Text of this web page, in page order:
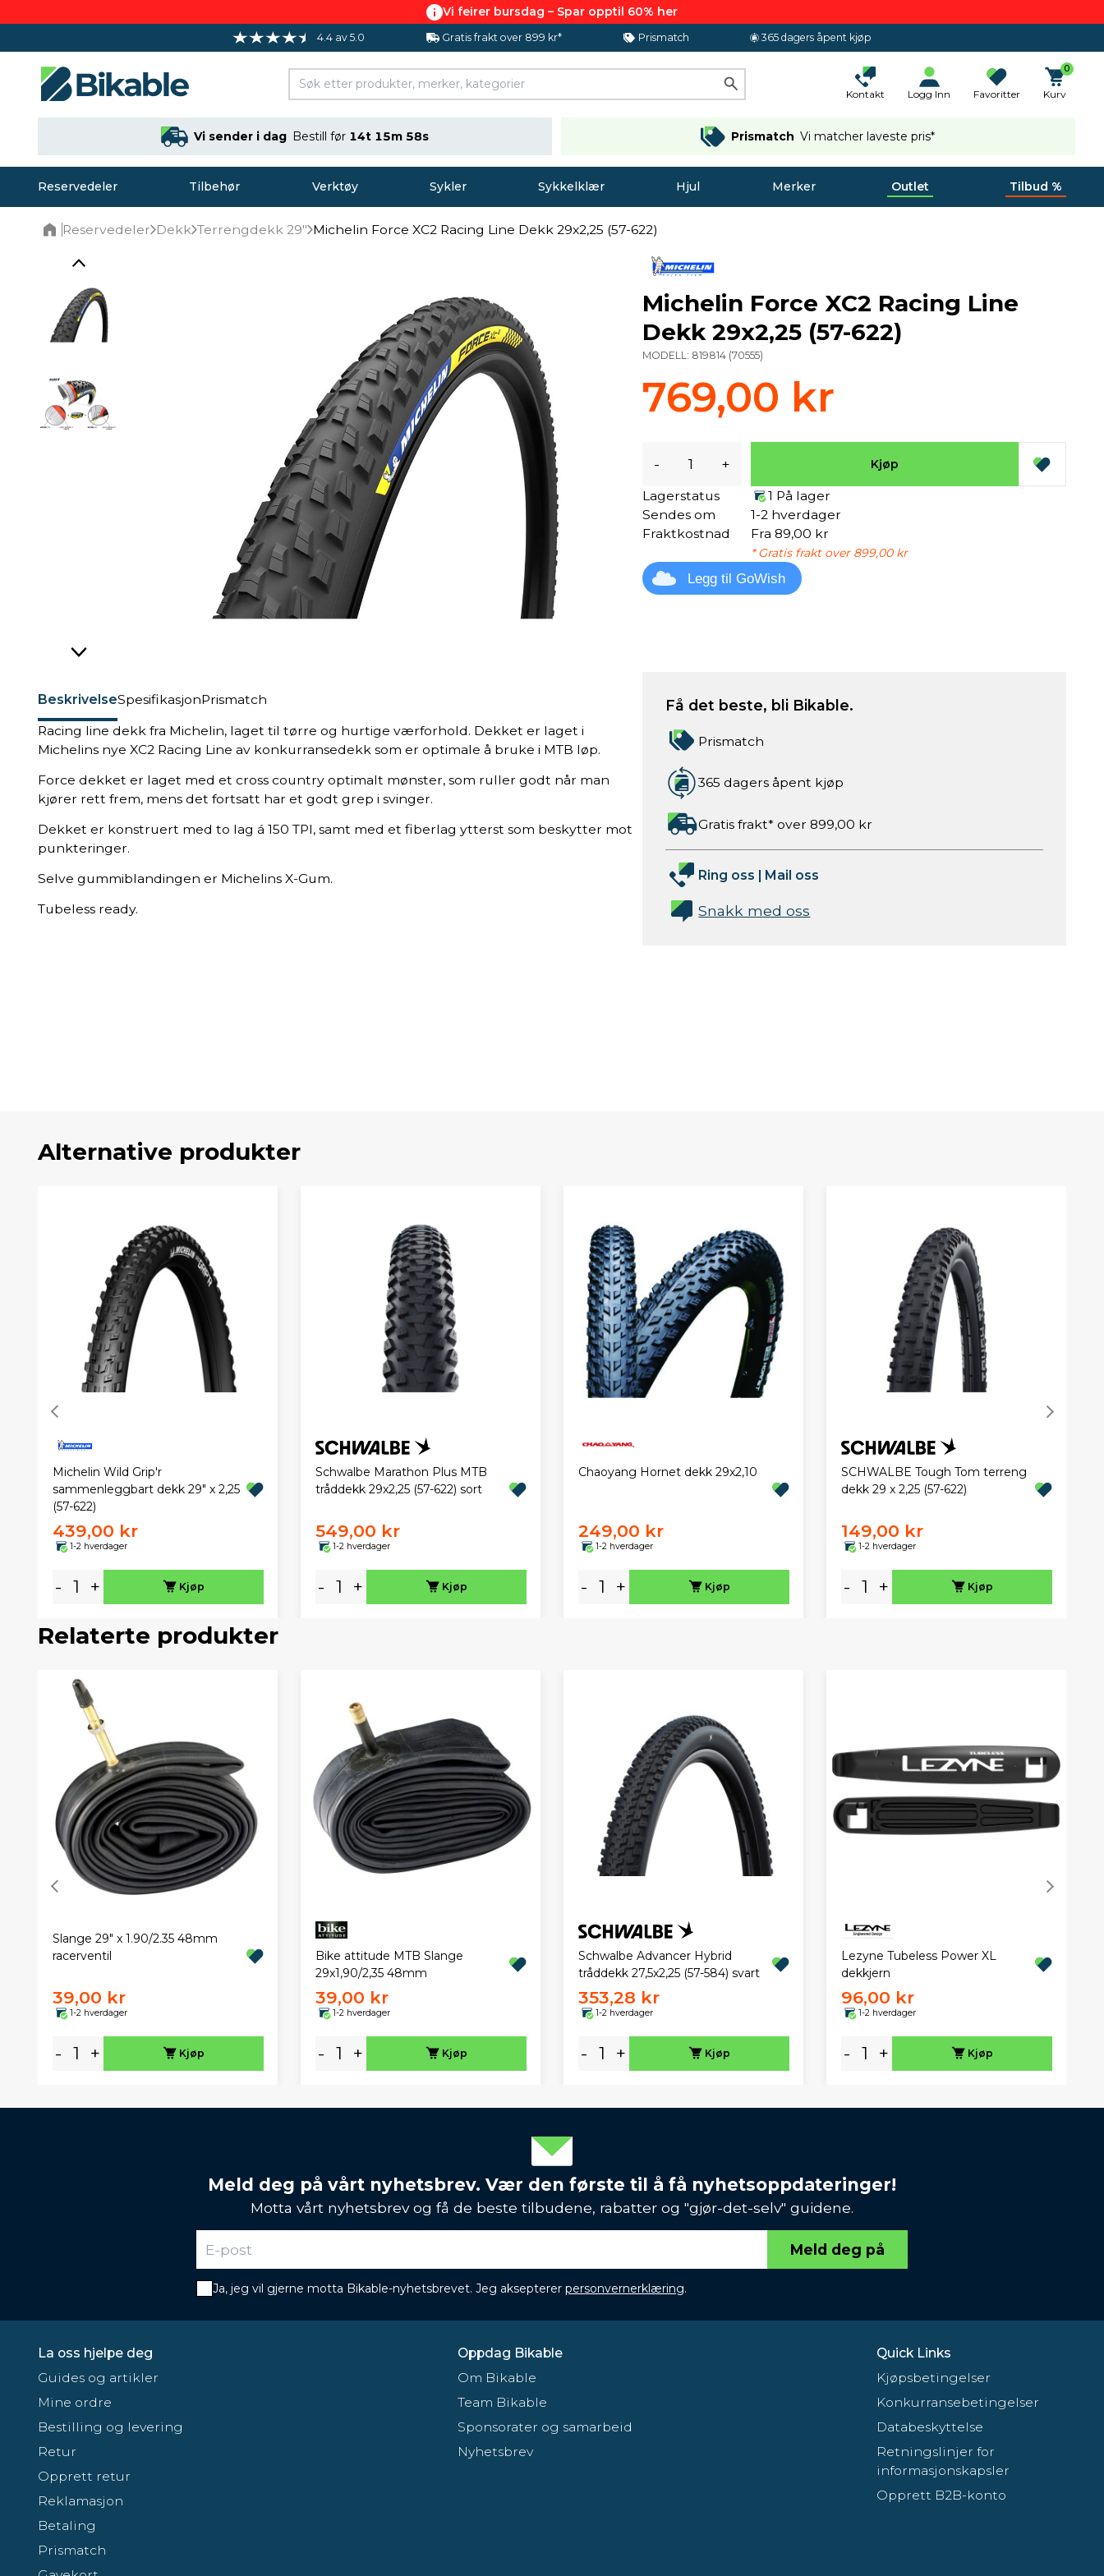
Vi feirer bursdag – Spar opptil 60% her
4.4 av 5.0 Gratis frakt over 899 kr* Prismatch 365 dagers åpent kjøp
Kontakt Logg Inn Favoritter
0
Kurv
Vi sender i dag Bestill før 14t 15m 57s Prismatch Vi matcher laveste pris*
Reservedeler Tilbehør Verktøy Sykler Sykkelklær Hjul Merker Outlet Tilbud %
Reservedeler Dekk Terrengdekk 29" Michelin Force XC2 Racing Line Dekk 29x2,25 (57-622)
BeskrivelseSpesifikasjonPrismatch
Racing line dekk fra Michelin, laget til tørre og hurtige værforhold. Dekket er laget i
Michelins nye XC2 Racing Line av konkurransedekk som er optimale å bruke i MTB løp.
Force dekket er laget med et cross country optimalt mønster, som ruller godt når man
kjører rett frem, mens det fortsatt har et godt grep i svinger.
Dekket er konstruert med to lag á 150 TPI, samt med et fiberlag ytterst som beskytter mot
punkteringer.
Selve gummiblandingen er Michelins X-Gum.
Tubeless ready.
Michelin Force XC2 Racing Line
Dekk 29x2,25 (57-622)
MODELL: 819814 (70555)
769,00 kr
- + Kjøp
Lagerstatus
1 På lager
Sendes om
1-2 hverdager
Fraktkostnad
Fra 89,00 kr
* Gratis frakt over 899,00 kr
Legg til GoWish
Få det beste, bli Bikable.
Prismatch
365 dagers åpent kjøp
Gratis frakt* over 899,00 kr
Ring oss | Mail oss
Snakk med oss
Alternative produkter
Michelin Wild Grip'r
sammenleggbart dekk 29" x 2,25
(57-622)
439,00 kr
1-2 hverdager
- + Kjøp
Schwalbe Marathon Plus MTB
tråddekk 29x2,25 (57-622) sort
549,00 kr
1-2 hverdager
- + Kjøp
Chaoyang Hornet dekk 29x2,10
249,00 kr
1-2 hverdager
- + Kjøp
SCHWALBE Tough Tom terreng
dekk 29 x 2,25 (57-622)
149,00 kr
1-2 hverdager
- + Kjøp
Relaterte produkter
Slange 29" x 1.90/2.35 48mm
racerventil
39,00 kr
1-2 hverdager
- + Kjøp
Bike attitude MTB Slange
29x1,90/2,35 48mm
39,00 kr
1-2 hverdager
- + Kjøp
Schwalbe Advancer Hybrid
tråddekk 27,5x2,25 (57-584) svart
353,28 kr
1-2 hverdager
- + Kjøp
Lezyne Tubeless Power XL
dekkjern
96,00 kr
1-2 hverdager
- + Kjøp
Meld deg på vårt nyhetsbrev. Vær den første til å få nyhetsoppdateringer!
Motta vårt nyhetsbrev og få de beste tilbudene, rabatter og "gjør-det-selv" guidene.
Meld deg på
Ja, jeg vil gjerne motta Bikable-nyhetsbrevet. Jeg aksepterer personvernerklæring.
La oss hjelpe deg
Guides og artikler
Mine ordre
Bestilling og levering
Retur
Opprett retur
Reklamasjon
Betaling
Prismatch
Oppdag Bikable
Om Bikable
Team Bikable
Sponsorater og samarbeid
Nyhetsbrev
Quick Links
Kjøpsbetingelser
Konkurransebetingelser
Databeskyttelse
Retningslinjer for
informasjonskapsler
Opprett B2B-konto